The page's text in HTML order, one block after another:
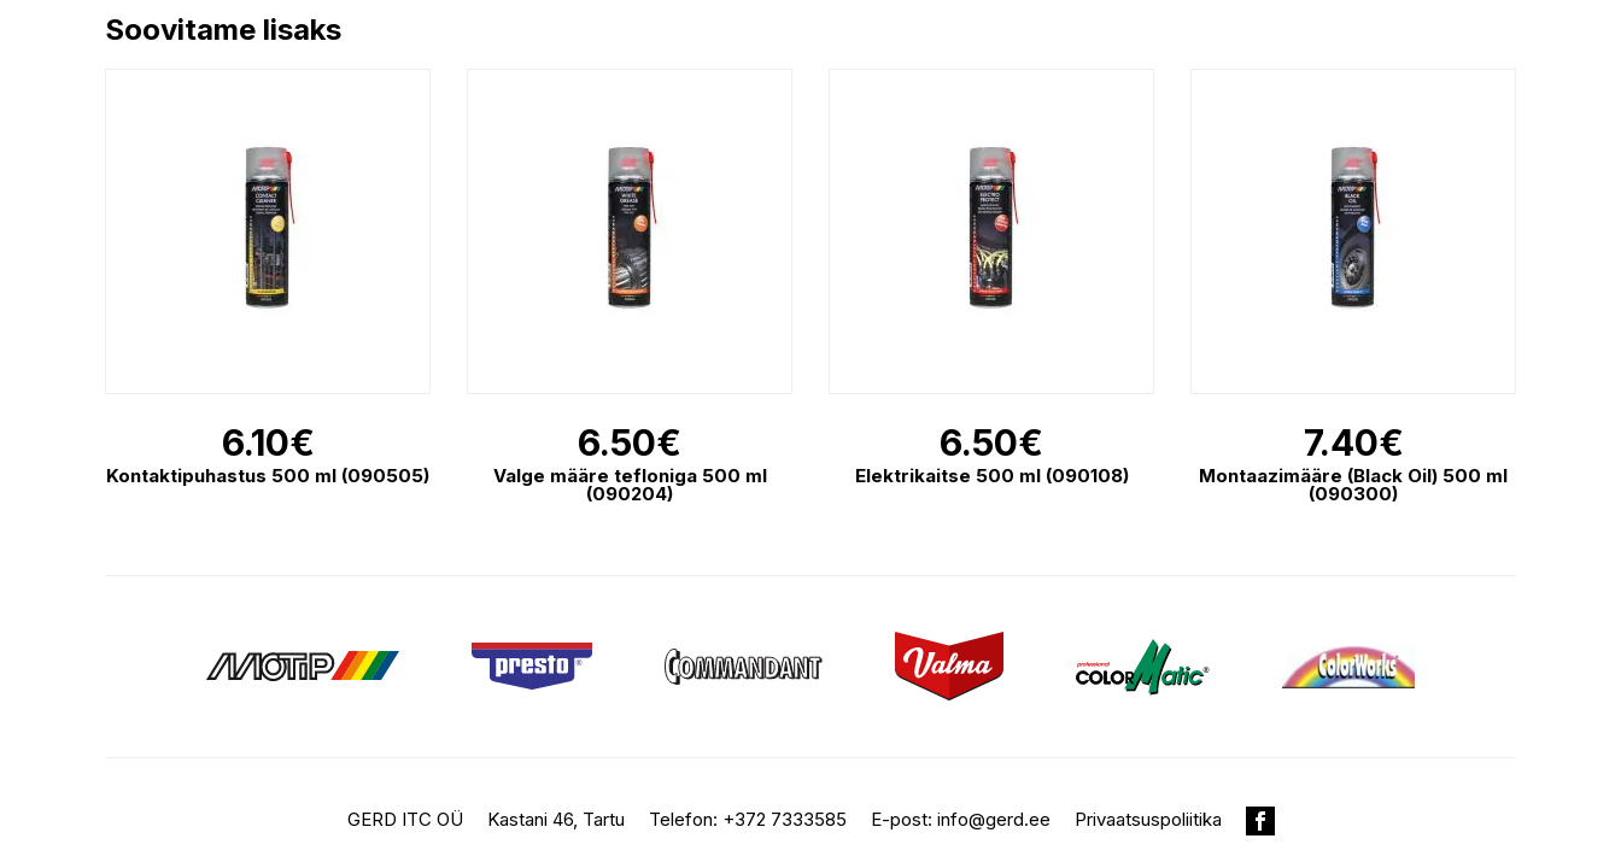
Soovitame lisaks
6.10€
Kontaktipuhastus 500 ml (090505)
6.50€
Valge määre tefloniga 500 ml
(090204)
6.50€
Elektrikaitse 500 ml (090108)
7.40€
Montaazimääre (Black Oil) 500 ml
(090300)
GERD ITC OÜ Kastani 46, Tartu Telefon: +372 7333585 E-post: info@gerd.ee Privaatsuspoliitika